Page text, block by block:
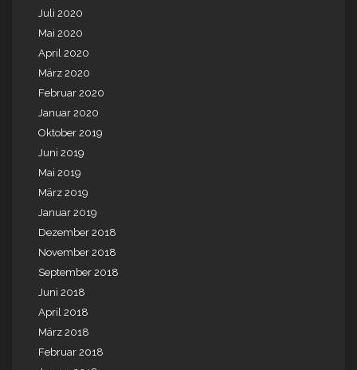
Juli 2020
Mai 2020
April 2020
März 2020
Februar 2020
Januar 2020
Oktober 2019
Juni 2019
Mai 2019
März 2019
Januar 2019
Dezember 2018
November 2018
September 2018
Juni 2018
April 2018
März 2018
Februar 2018